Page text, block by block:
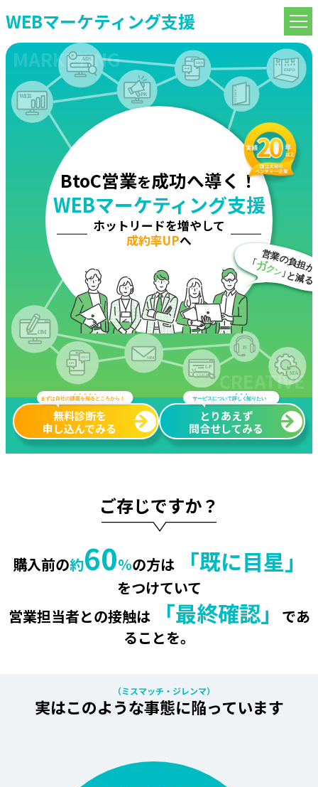
WEBマーケティング支援
BtoC営業を成功へ導く！
WEBマーケティング支援
ホットリードを増やして
成約率UPへ
無料診断を
申し込んでみる
とりあえず
問合せしてみる
ご存じですか？
購入前の約60％の方は 「既に目星」
をつけていて
営業担当者との接触は
「最終確認」
であ
ることを。
実はこのような事態に陥っています